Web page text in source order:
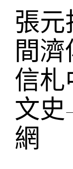
張
間
信札
文史
網